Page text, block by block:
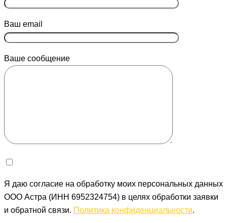
Ваш email
Ваше сообщение
Я даю согласие на обработку моих персональных данных
ООО Астра (ИНН 6952324754) в целях обработки заявки
и обратной связи. Политика конфиденциальности.